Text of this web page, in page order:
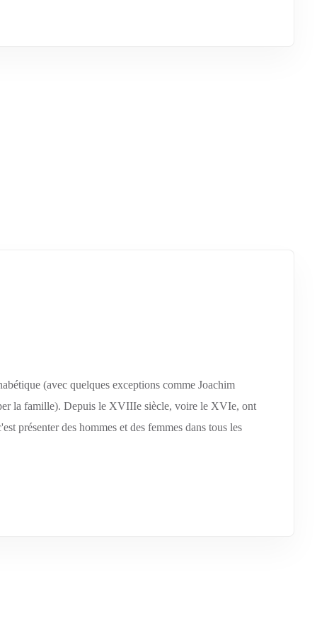
(avec quelques exceptions comme Joachim
la famille). Depuis le XVIIIe siècle, voire le XVIe, ont
présenter des hommes et des femmes dans tous les